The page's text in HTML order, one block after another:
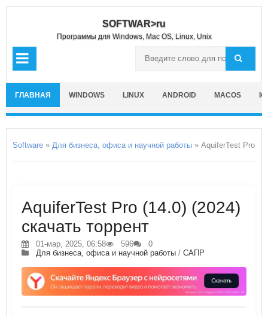
SOFTWAR>ru
Программы для Windows, Mac OS, Linux, Unix
ГЛАВНАЯ WINDOWS LINUX ANDROID MACOS
Software » Для бизнеса, офиса и научной работы » AquiferTest Pro
AquiferTest Pro (14.0) (2024)
скачать торрент
01-мар, 2025, 06:58 596
0
Для бизнеса, офиса и научной работы / САПР